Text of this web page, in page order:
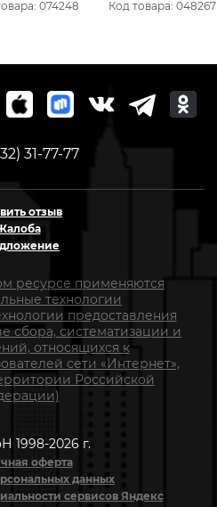
255/25, 4 U-
074248 Код товара: 048267
31-77-77
отзыв
ресурсе применяются
технологии
предоставления
сбора, систематизации и
относящихся к
сети «Интернет»,
Российской
1998-2026 г.
оферта
данных
сервисов Яндекс